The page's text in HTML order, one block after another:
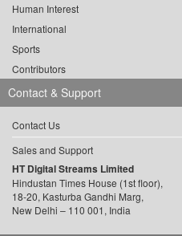
Human Interest
International
Sports
Contributors
Contact & Support
Contact Us
Sales and Support
HT Digital Streams Limited
Hindustan Times House (1st floor),
18-20, Kasturba Gandhi Marg,
New Delhi – 110 001, India